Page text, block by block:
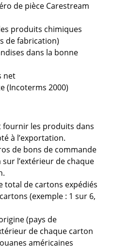
de pièce Carestream
produits chimiques
de fabrication)
dans la bonne
net
(Incoterms 2000)
fournir les produits dans
à l’exportation.
de bons de commande
l’extérieur de chaque
total de cartons expédiés
(exemple : 1 sur 6,
(pays de
de chaque carton
américaines